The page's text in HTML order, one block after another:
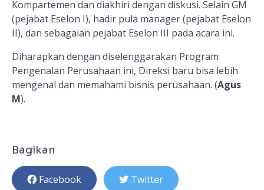
Kompartemen dan diakhiri dengan diskusi. Selain GM
(pejabat Eselon I), hadir pula manager (pejabat Eselon
II), dan sebagaian pejabat Eselon III pada acara ini.
Diharapkan dengan diselenggarakan Program
Pengenalan Perusahaan ini, Direksi baru bisa lebih
mengenal dan memahami bisnis perusahaan. (Agus
M).
Bagikan
Facebook Twitter